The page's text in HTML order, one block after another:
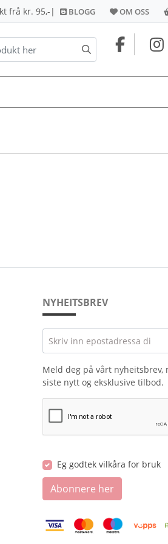
frå kr. 95,- | BLOGG
BLOGG OM OSS
OM OSS
NYHEITSBREV
Skriv inn epostadressa di
Meld deg på vårt nyheitsbrev,
siste nytt og eksklusive tilbod.
Eg godtek vilkåra for bruk
Abonnere her